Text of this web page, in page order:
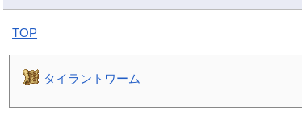
TOP
タイラントワーム